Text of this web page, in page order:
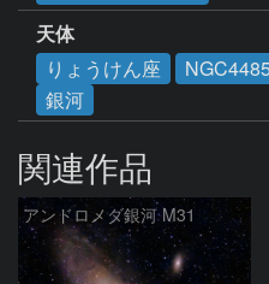
天体
りょうけん座
銀河
関連作品
アンドロメダ銀河 M31